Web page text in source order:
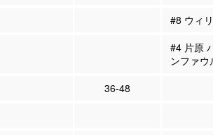
#8 ウィ
#4 片原
ンファウ
36-48